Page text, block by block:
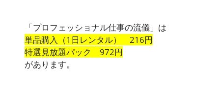
「プロフェッショナル仕事の流儀」は
単品購入（1日レンタル） 216円
特選見放題パック 972円
があります。